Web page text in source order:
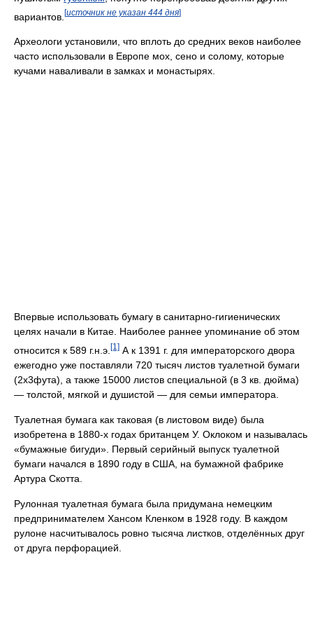
вариантов. [источник не указан 444 дня]
Археологи установили, что вплоть до средних веков наиболее
часто использовали в Европе мох, сено и солому, которые
кучами наваливали в замках и монастырях.
Впервые использовать бумагу в санитарно-гигиенических
целях начали в Китае. Наиболее раннее упоминание об этом
относится к 589 г.н.э. [1] А к 1391 г. для императорского двора
ежегодно уже поставляли 720 тысяч листов туалетной бумаги
(2х3фута), а также 15000 листов специальной (в 3 кв. дюйма)
— толстой, мягкой и душистой — для семьи императора.
Туалетная бумага как таковая (в листовом виде) была
изобретена в 1880-х годах британцем У. Оклоком и называлась
«бумажные бигуди». Первый серийный выпуск туалетной
бумаги начался в 1890 году в США, на бумажной фабрике
Артура Скотта.
Рулонная туалетная бумага была придумана немецким
предпринимателем Хансом Кленком в 1928 году. В каждом
рулоне насчитывалось ровно тысяча листков, отделённых друг
от друга перфорацией.